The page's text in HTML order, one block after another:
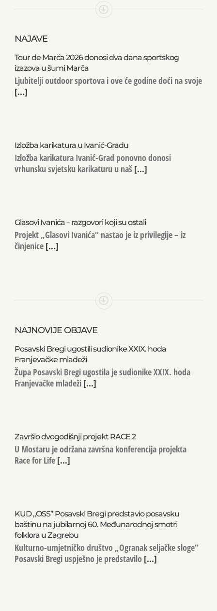
NAJAVE
Tour de Marča 2026 donosi dva dana sportskog
izazova u šumi Marča
Ljubitelji outdoor sportova i ove će godine doći na svoje
[...]
Izložba karikatura u Ivanić-Gradu
Izložba karikatura Ivanić-Grad ponovno donosi
vrhunsku svjetsku karikaturu u naš [...]
Glasovi Ivanića – razgovori koji su ostali
Projekt „Glasovi Ivanića“ nastao je iz privilegije – iz
činjenice [...]
NAJNOVIJE OBJAVE
Posavski Bregi ugostili sudionike XXIX. hoda
Franjevačke mladeži
Župa Posavski Bregi ugostila je sudionike XXIX. hoda
Franjevačke mladeži [...]
Završio dvogodišnji projekt RACE 2
U Mostaru je održana završna konferencija projekta
Race for Life [...]
KUD „OSS” Posavski Bregi predstavio posavsku
baštinu na jubilarnoj 60. Međunarodnoj smotri
folklora u Zagrebu
Kulturno-umjetničko društvo „Ogranak seljačke sloge”
Posavski Bregi uspješno je predstavilo [...]